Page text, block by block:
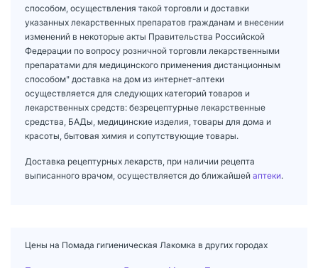
способом, осуществления такой торговли и доставки
указанных лекарственных препаратов гражданам и внесении
изменений в некоторые акты Правительства Российской
Федерации по вопросу розничной торговли лекарственными
препаратами для медицинского применения дистанционным
способом" доставка на дом из интернет-аптеки
осуществляется для следующих категорий товаров и
лекарственных средств: безрецептурные лекарственные
средства, БАДы, медицинские изделия, товары для дома и
красоты, бытовая химия и сопутствующие товары.
Доставка рецептурных лекарств, при наличии рецепта
выписанного врачом, осуществляется до ближайшей аптеки.
Цены на Помада гигиеническая Лакомка в других городах